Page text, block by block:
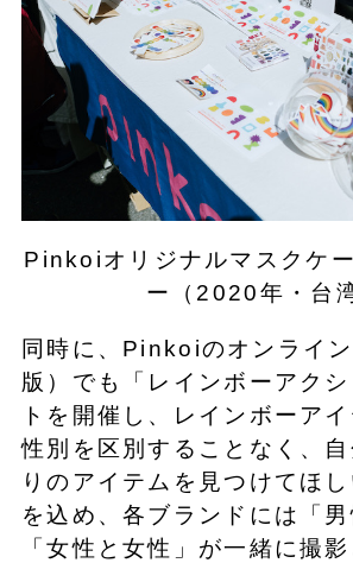
Pinkoiオリジナルマスクケ
ー（2020年・台
同時に、Pinkoiのオンライ
版）でも「レインボーアク
トを開催し、レインボーアイ
性別を区別することなく、
りのアイテムを見つけてほ
を込め、各ブランドには「男
「女性と女性」が一緒に撮